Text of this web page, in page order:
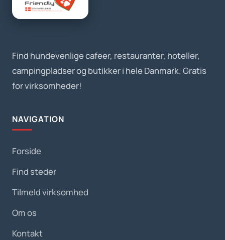
Find hundevenlige cafeer, restauranter, hoteller,
campingpladser og butikker i hele Danmark. Gratis
for virksomheder!
NAVIGATION
Forside
Find steder
Tilmeld virksomhed
Om os
Kontakt